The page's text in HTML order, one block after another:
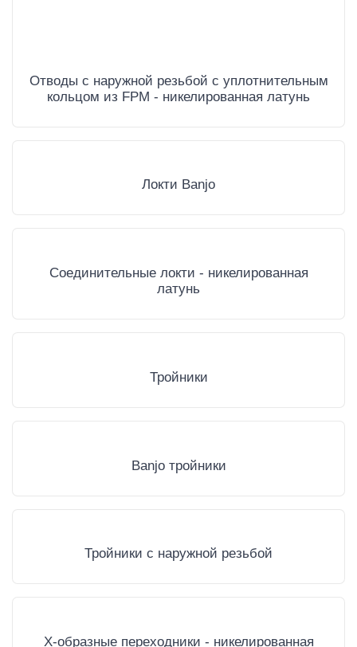
Отводы с наружной резьбой с уплотнительным
кольцом из FPM - никелированная латунь
Локти Banjo
Соединительные локти - никелированная
латунь
Тройники
Banjo тройники
Тройники с наружной резьбой
Х-образные переходники - никелированная